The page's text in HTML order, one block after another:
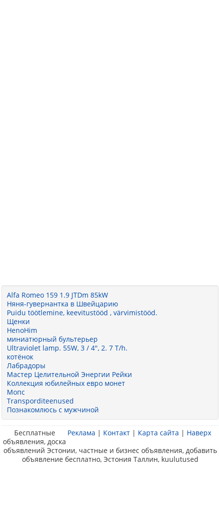
Alfa Romeo 159 1.9 JTDm 85kW
Няня-гувернантка в Швейцарию
Puidu töötlemine, keevitustööd , värvimistööd.
Щенки
HenoHim
миниатюрный бультерьер
Ultraviolet lamp. 55W, 3 / 4", 2. 7 T/h.
котёнок
Лабрадоры
Мастер Целительной Энергии Рейки
Коллекция юбилейных евро монет
Мопс
Transporditeenused
Познакомлюсь с мужчиной
Реклама | Контакт | Карта сайта | Наверх
Бесплатные
объявления, доска
объявлений Эстонии, частные и бизнес объявления, добавить
объявление бесплатно, Эстония Таллин, kuulutused